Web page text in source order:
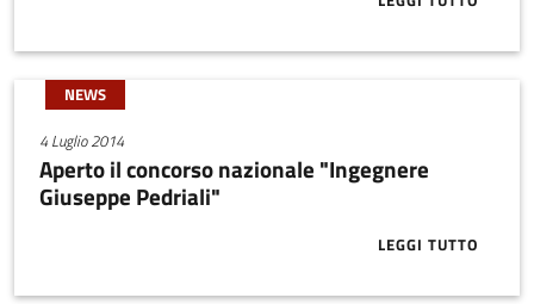
ABOUT
NEWS
4 Luglio 2014
Aperto il concorso nazionale "Ingegnere
Giuseppe Pedriali"
LEGGI TUTTO
ABOUT